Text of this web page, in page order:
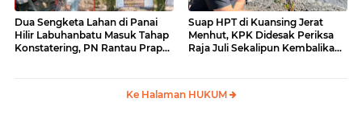
Dua Sengketa Lahan di Panai
Hilir Labuhanbatu Masuk Tahap
Konstatering, PN Rantau Prapat
Suap HPT di Kuansing Jerat
Menhut, KPK Didesak Periksa
Raja Juli Sekalipun Kembalikan
Ke Halaman HUKUM